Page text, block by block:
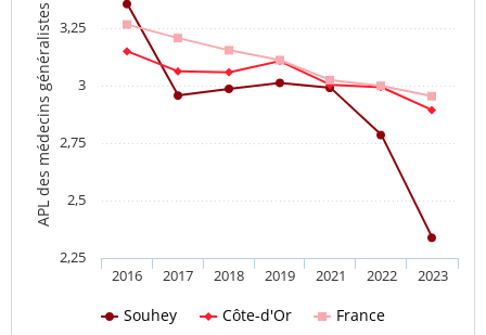
APL des médecins généralistes
Souhey Côte-d'Or France
2016 2017 2018 2019 2021 2022 2023
2,25
2,5
2,75
3
3,25